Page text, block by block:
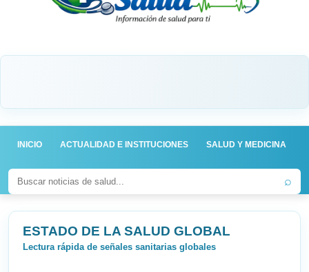
INICIO ACTUALIDAD E INSTITUCIONES SALUD Y MEDICINA
⌕
ESTADO DE LA SALUD GLOBAL
Lectura rápida de señales sanitarias globales